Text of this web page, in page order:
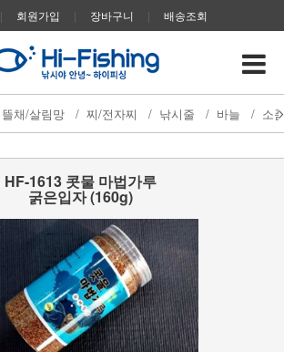
| 회원가입 | 장바구니 | 배송조회
뜰채/살림망 / 찌/전자찌 / 낚시줄 / 바늘 / 소
HF-1613 콧물 마법가루
굵은입자 (160g)